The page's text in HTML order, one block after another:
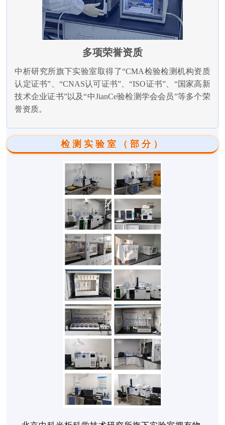
多项荣誉资质
中析研究所旗下实验室取得了“CMA检验检测机构资质
认定证书”、“CNAS认可证书”、“ISO证书”、“国家高新
技术企业证书”以及“中JianCe验检测学会会员”等多个荣
誉资质。
检测实验室（部分）